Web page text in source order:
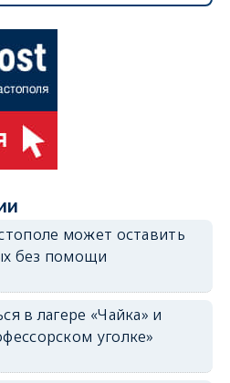
может оставить
без помощи
в лагере «Чайка» и
уголке»